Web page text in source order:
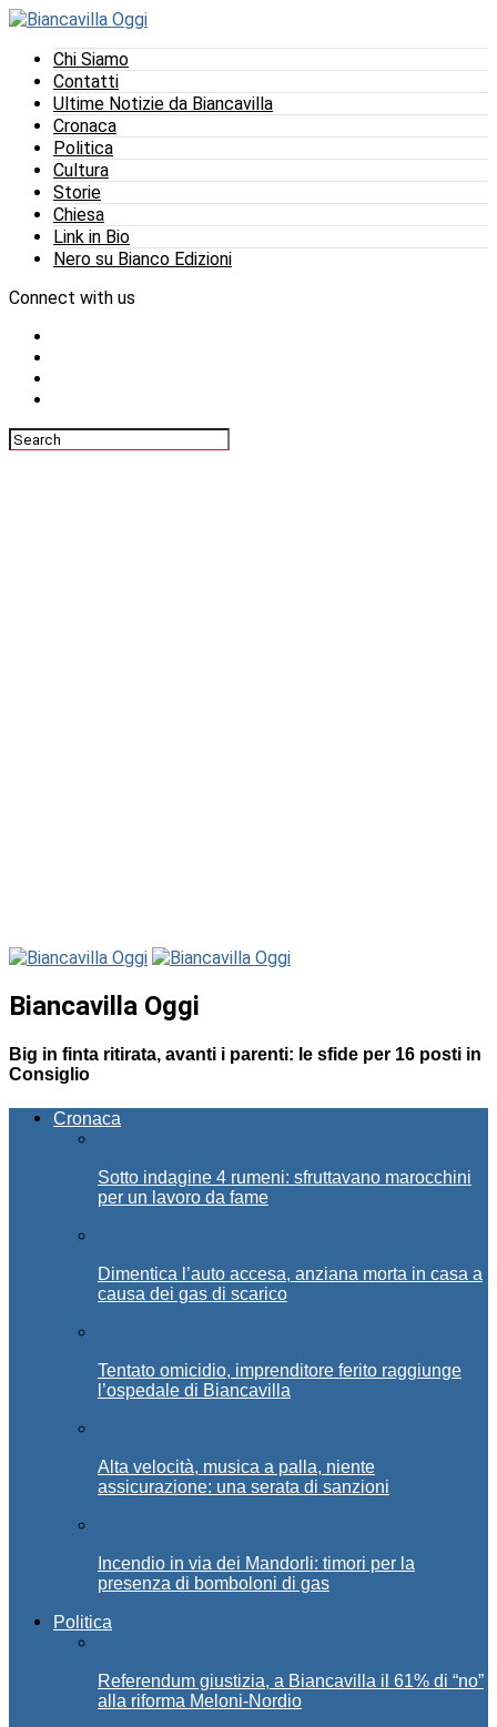
Chi Siamo
Contatti
Ultime Notizie da Biancavilla
Cronaca
Politica
Cultura
Storie
Chiesa
Link in Bio
Nero su Bianco Edizioni
Connect with us
Biancavilla Oggi
Big in finta ritirata, avanti i parenti: le sfide per 16 posti in
Consiglio
Cronaca
Sotto indagine 4 rumeni: sfruttavano marocchini
per un lavoro da fame
Dimentica l’auto accesa, anziana morta in casa a
causa dei gas di scarico
Tentato omicidio, imprenditore ferito raggiunge
l’ospedale di Biancavilla
Alta velocità, musica a palla, niente
assicurazione: una serata di sanzioni
Incendio in via dei Mandorli: timori per la
presenza di bomboloni di gas
Politica
Referendum giustizia, a Biancavilla il 61% di “no”
alla riforma Meloni-Nordio